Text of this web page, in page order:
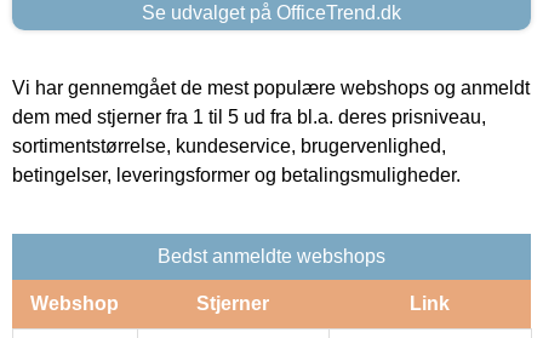
Se udvalget på OfficeTrend.dk
Vi har gennemgået de mest populære webshops og anmeldt
dem med stjerner fra 1 til 5 ud fra bl.a. deres prisniveau,
sortimentstørrelse, kundeservice, brugervenlighed,
betingelser, leveringsformer og betalingsmuligheder.
Bedst anmeldte webshops
Webshop Stjerner Link